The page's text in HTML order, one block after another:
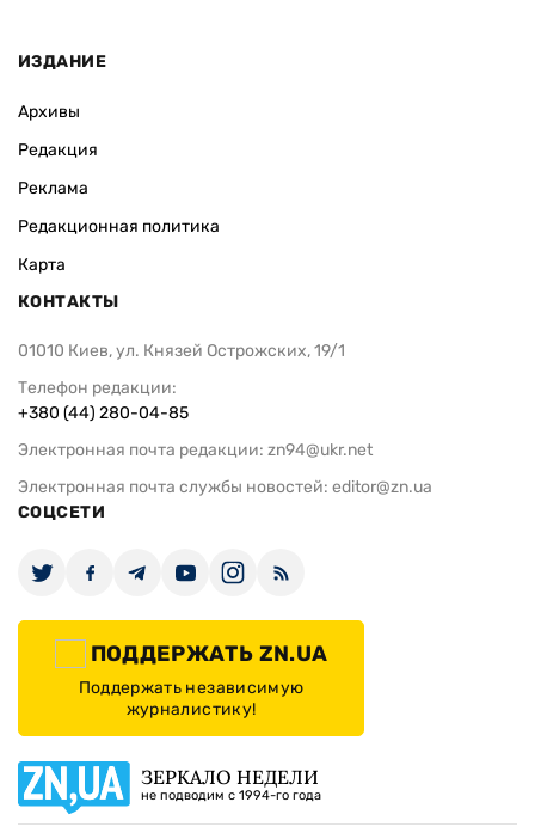
ИЗДАНИЕ
Архивы
Редакция
Реклама
Редакционная политика
Карта
КОНТАКТЫ
01010 Киев, ул. Князей Острожских, 19/1
Телефон редакции:
+380 (44) 280-04-85
Электронная почта редакции: zn94@ukr.net
Электронная почта службы новостей: editor@zn.ua
СОЦСЕТИ
ПОДДЕРЖАТЬ ZN.UA
Поддержать независимую
журналистику!
ЗЕРКАЛО НЕДЕЛИ
не подводим с 1994-го года